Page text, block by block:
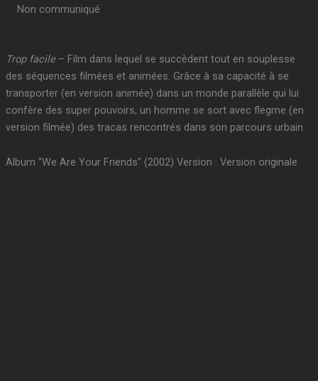
Non communiqué
Trop facile– Film dans lequel se succèdent tout en souplesse
des séquences filmées et animées. Grâce à sa capacité à se
transporter (en version animée) dans un monde parallèle qui lui
confère des super pouvoirs, un homme se sort avec flegme (en
version filmée) des tracas rencontrés dans son parcours urbain.
Album "We Are Your Friends" (2002) Version : Version originale